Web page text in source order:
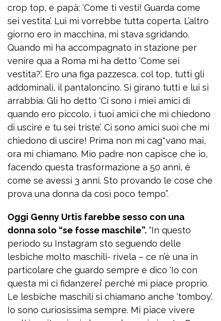
crop top, e papà: ‘Come ti vesti! Guarda come
sei vestita’. Lui mi vorrebbe tutta coperta. L’altro
giorno ero in macchina, mi stava sgridando.
Quando mi ha accompagnato in stazione per
venire qua a Roma mi ha detto ‘Come sei
vestita?’. Ero una figa pazzesca, col top, tutti gli
addominali, il pantaloncino. Si girano tutti e lui si
arrabbia. Gli ho detto ‘Ci sono i miei amici di
quando ero piccolo, i tuoi amici che mi chiedono
di uscire e tu sei triste’. Ci sono amici suoi che mi
chiedono di uscire! Prima non mi cag*vano mai,
ora mi chiamano. Mio padre non capisce che io,
facendo questa trasformazione a 50 anni, è
come se avessi 3 anni. Sto provando le cose che
prova una donna da così poco tempo”.
Oggi Genny Urtis farebbe sesso con una
donna solo “se fosse maschile”. “In questo
periodo su Instagram sto seguendo delle
lesbiche molto maschili- rivela – ce n’è una in
particolare che guardo sempre e dico ‘Io con
questa mi ci fidanzerei’ perché mi piace proprio.
Le lesbiche maschili si chiamano anche ‘tomboy’.
Io sono curiosissima sempre. Mi piace vivere